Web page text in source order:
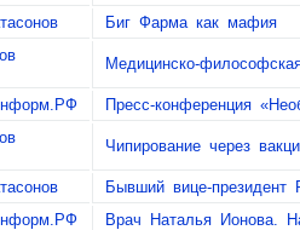
Биг Фарма как мафия
Медицинско-
Пресс-конференция
Чипирование через
Бывший вице-президент
Врач Наталья Ионова.